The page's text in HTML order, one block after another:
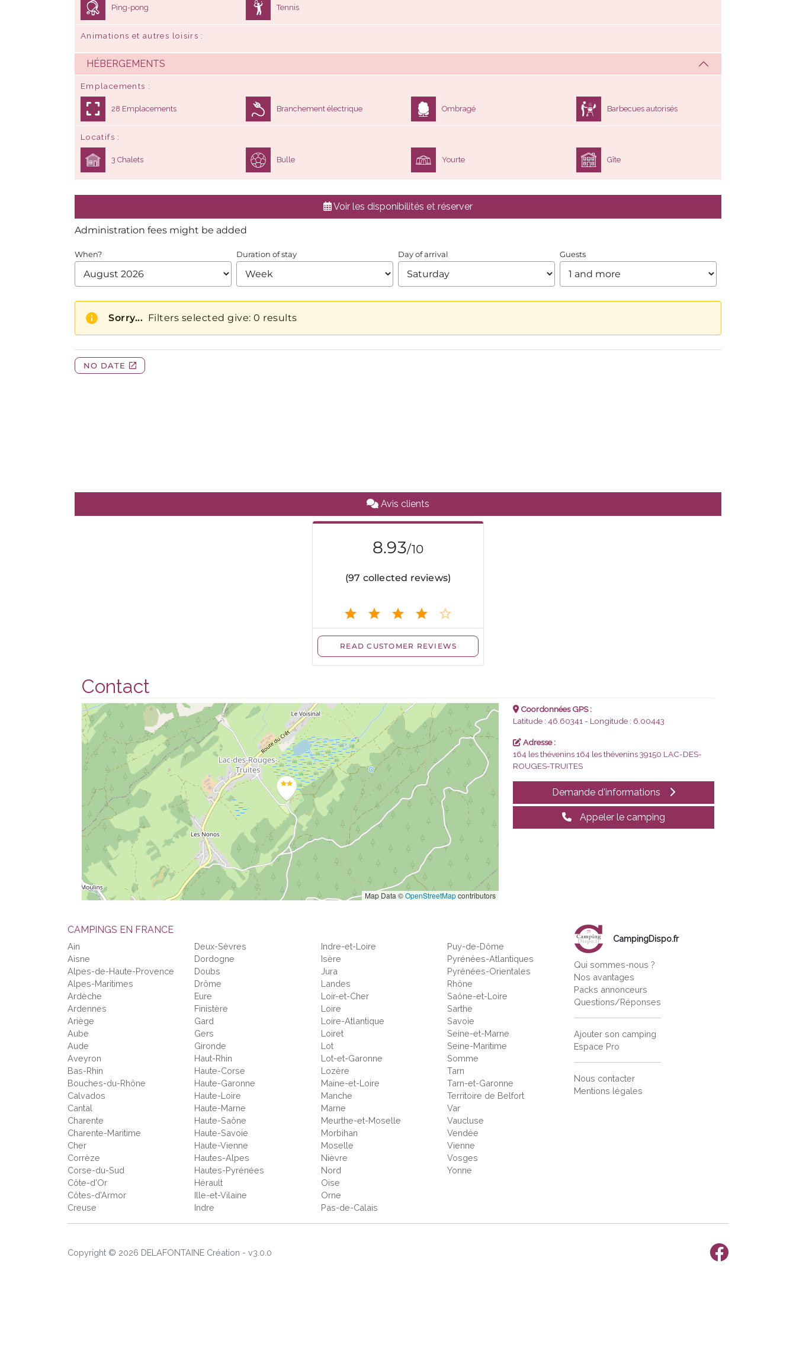
Ping-pong Tennis
Animations et autres loisirs
HÉBERGEMENTS
Emplacements
28 Emplacements Branchement électrique Ombragé Barbecues autorisés
Locatifs
3 Chalets Bulle Yourte Gîte
Voir les disponibilités et réserver
Avis clients
Contact
Map Data ©OpenStreetMapcontributors
Coordonnées GPS :
Latitude : 46.60341 - Longitude : 6.00443
Adresse :
164 les thévenins 164 les thévenins39150 LAC-DES-
ROUGES-TRUITES
Demande d'informations
Appeler le camping
CAMPINGS EN FRANCE
Ain
Aisne
Alpes-de-Haute-Provence
Alpes-Maritimes
Ardèche
Ardennes
Ariège
Aube
Aude
Aveyron
Bas-Rhin
Bouches-du-Rhône
Calvados
Cantal
Charente
Charente-Maritime
Cher
Corrèze
Corse-du-Sud
Côte-d'Or
Côtes-d'Armor
Creuse
Deux-Sèvres
Dordogne
Doubs
Drôme
Eure
Finistère
Gard
Gers
Gironde
Haut-Rhin
Haute-Corse
Haute-Garonne
Haute-Loire
Haute-Marne
Haute-Saône
Haute-Savoie
Haute-Vienne
Hautes-Alpes
Hautes-Pyrénées
Hérault
Ille-et-Vilaine
Indre
Indre-et-Loire
Isère
Jura
Landes
Loir-et-Cher
Loire
Loire-Atlantique
Loiret
Lot
Lot-et-Garonne
Lozère
Maine-et-Loire
Manche
Marne
Meurthe-et-Moselle
Morbihan
Moselle
Nièvre
Nord
Oise
Orne
Pas-de-Calais
Puy-de-Dôme
Pyrénées-Atlantiques
Pyrénées-Orientales
Rhône
Saône-et-Loire
Sarthe
Savoie
Seine-et-Marne
Seine-Maritime
Somme
Tarn
Tarn-et-Garonne
Territoire de Belfort
Var
Vaucluse
Vendée
Vienne
Vosges
Yonne
CampingDispo.fr
Qui sommes-nous ?
Nos avantages
Packs annonceurs
Questions/Réponses
Ajouter son camping
Espace Pro
Nous contacter
Mentions légales
Copyright © 2026 DELAFONTAINE Création - v3.0.0